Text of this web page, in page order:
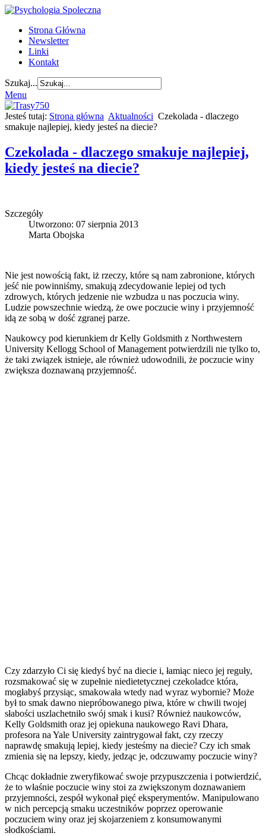
Strona Główna
Newsletter
Linki
Kontakt
Szukaj...
Menu
Jesteś tutaj: Strona główna Aktualności Czekolada - dlaczego
smakuje najlepiej, kiedy jesteś na diecie?
Czekolada - dlaczego smakuje najlepiej,
kiedy jesteś na diecie?
Szczegóły
Utworzono: 07 sierpnia 2013
Marta Obojska
Nie jest nowością fakt, iż rzeczy, które są nam zabronione, których
jeść nie powinniśmy, smakują zdecydowanie lepiej od tych
zdrowych, których jedzenie nie wzbudza u nas poczucia winy.
Ludzie powszechnie wiedzą, że owe poczucie winy i przyjemność
idą ze sobą w dość zgranej parze.
Naukowcy pod kierunkiem dr Kelly Goldsmith z Northwestern
University Kellogg School of Management potwierdzili nie tylko to,
że taki związek istnieje, ale również udowodnili, że poczucie winy
zwiększa doznawaną przyjemność.
Czy zdarzyło Ci się kiedyś być na diecie i, łamiąc nieco jej reguły,
rozsmakować się w zupełnie niedietetycznej czekoladce która,
mogłabyś przysiąc, smakowała wtedy nad wyraz wybornie? Może
był to smak dawno niepróbowanego piwa, które w chwili twojej
słabości uszlachetniło swój smak i kusi? Również naukowców,
Kelly Goldsmith oraz jej opiekuna naukowego Ravi Dhara,
profesora na Yale University zaintrygował fakt, czy rzeczy
naprawdę smakują lepiej, kiedy jesteśmy na diecie? Czy ich smak
zmienia się na lepszy, kiedy, jedząc je, odczuwamy poczucie winy?
Chcąc dokładnie zweryfikować swoje przypuszczenia i potwierdzić,
że to właśnie poczucie winy stoi za zwiększonym doznawaniem
przyjemności, zespół wykonał pięć eksperymentów. Manipulowano
w nich percepcją smaku uczestników poprzez operowanie
poczuciem winy oraz jej skojarzeniem z konsumowanymi
słodkościami.